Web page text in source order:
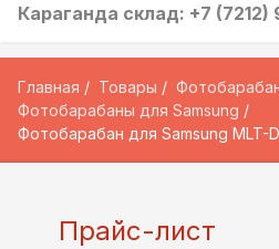
Караганда склад: +7 (7212)
Главная Товары
Фотобарабаны для Samsung
Фотобарабан для Samsung MLT-
Прайс-лист